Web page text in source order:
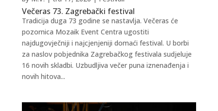
Večeras 73. Zagrebački festival
Tradicija duga 73 godine se nastavlja. Večeras će
pozornica Mozaik Event Centra ugostiti
najdugovječniji i najcjenjeniji domaći festival. U borbi
za naslov pobjednika Zagrebačkog festivala sudjeluje
16 novih skladbi. Uzbudljiva večer puna iznenađenja i
novih hitova...